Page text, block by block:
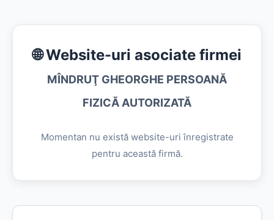
🌐 Website-uri asociate firmei
MÎNDRUŢ GHEORGHE PERSOANĂ
FIZICĂ AUTORIZATĂ
Momentan nu există website-uri înregistrate
pentru această firmă.